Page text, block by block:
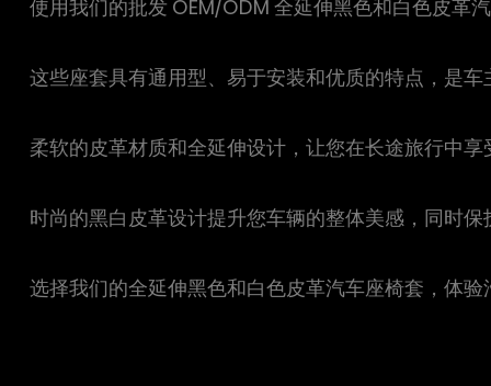
使用我们的批发 OEM/ODM 全延伸黑色和白色皮革
这些座套具有通用型、易于安装和优质的特点，是
柔软的皮革材质和全延伸设计，让您在长途旅行中
时尚的黑白皮革设计提升您车辆的整体美感，同时
选择我们的全延伸黑色和白色皮革汽车座椅套，体